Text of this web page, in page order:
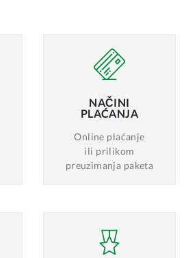
NAČINI
PLAĆANJA
Online plaćanje
ili prilikom
preuzimanja paketa